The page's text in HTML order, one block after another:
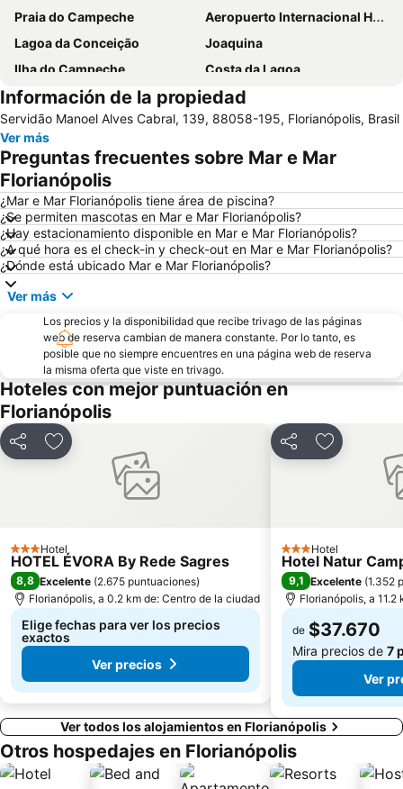
Praia do Campeche
Aeropuerto Internacional Hercílio Luz
Lagoa da Conceição
Joaquina
Ilha do Campeche
Costa da Lagoa
Ribeirão da Ilha
Ponta das Canas
Santo Antônio de Lisboa
Museu do Homem do Sambaqui
Bombinhas
Praia do Estaleirinho
Catedral Metropolitana
Galheta
Parque Municipal da Lagoa do Peri
Lagoinha do Leste
Fortaleza de São José da Ponta Grossa
Mole
Museu de Artes de Santa Catarina
Mercado Público
Moçambique
Centro Integrado de Cultura
Fortaleza Santo Antônio de Ratones
de Palmas
Cruz e Souza Palace
Retiro dos Padres
Naufragados
Estaleirinho
XV de Novembro Square
Información de la propiedad
Servidão Manoel Alves Cabral, 139, 88058-195, Florianópolis, Brasil
Ver más
Preguntas frecuentes sobre Mar e Mar
Florianópolis
¿Mar e Mar Florianópolis tiene área de piscina?
¿Se permiten mascotas en Mar e Mar Florianópolis?
¿Hay estacionamiento disponible en Mar e Mar Florianópolis?
¿A qué hora es el check-in y check-out en Mar e Mar Florianópolis?
¿Dónde está ubicado Mar e Mar Florianópolis?
Ver más
Los precios y la disponibilidad que recibe trivago de las páginas
web de reserva cambian de manera constante. Por lo tanto, es
posible que no siempre encuentres en una página web de reserva
la misma oferta que viste en trivago.
Hoteles con mejor puntuación en
Florianópolis
CompartirAgregar a favoritos
3 Estrellas
Hotel
HOTEL ÉVORA By Rede Sagres
8,8 Excelente (2.675 puntuaciones)
Florianópolis, a 0.2 km de: Centro de la ciudad
Elige fechas para ver los precios
exactos
Ver precios
CompartirAgregar a
3 Estrellas
Hotel
Hotel Natur
9,1 Excelente (1.352
Florianópolis, a
de $37.670
Mira precios de 7
Ver
Ver todos los alojamientos en Florianópolis
Otros hospedajes en Florianópolis